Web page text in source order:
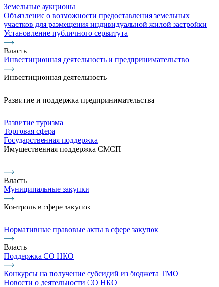
Земельные аукционы
Объявление о возможности предоставления земельных
участков для размещения индивидуальной жилой застройки
Установление публичного сервитута
Власть
Инвестиционная деятельность и предпринимательство
Инвестиционная деятельность
Развитие и поддержка предпринимательства
Развитие туризма
Торговая сфера
Государственная поддержка
Имущественная поддержка СМСП
Власть
Муниципальные закупки
Контроль в сфере закупок
Нормативные правовые акты в сфере закупок
Власть
Поддержка СО НКО
Конкурсы на получение субсидий из бюджета ТМО
Новости о деятельности СО НКО